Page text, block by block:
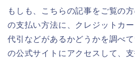
もしも、こちらの記事をご覧の
の支払い方法に、クレジットカー
代引などがあるかどうかを調べ
の公式サイトにアクセスして、